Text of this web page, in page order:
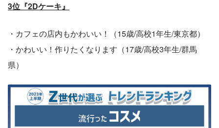
3位『2Dケーキ』
・カフェの店内もかわいい！（15歳/高校1年生/東京都）
・かわいい！作りたくなります（17歳/高校3年生/群馬
県）